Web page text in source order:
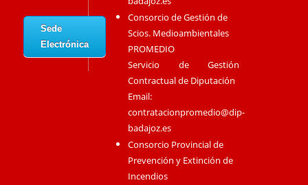
Sede
Electrónica
Consorcio de Gestión de
Scios. Medioambientales
PROMEDIO
Servicio de Gestión
Contractual de Diputación
Email:
contratacionpromedio@dip-
badajoz.es
Consorcio Provincial de
Prevención y Extinción de
Incendios